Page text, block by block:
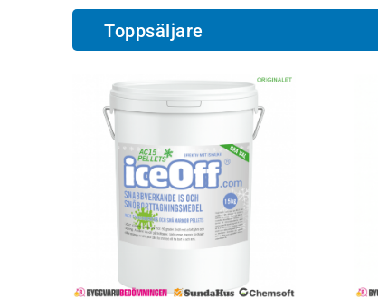
Toppsäljare